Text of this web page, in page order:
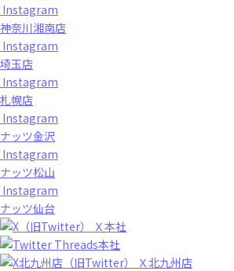
Instagram
神奈川湘南店
Instagram
埼玉店
Instagram
札幌店
Instagram
ナッツ金沢
Instagram
ナッツ松山
Instagram
ナッツ仙台
Ｘ本社
Threads本社
Ｘ北九州店